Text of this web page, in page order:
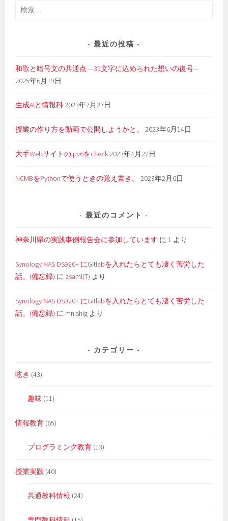
検
最近の投稿
和歌と暗号文の共通点 —31文字に込められた想いの復号—
2025年6月19日
生成AIと情報科2023年7月27日
授業の作り方を動画で公開しようかと。 2023年6月14日
大手Webサイトのipv6をcheck2023年4月22日
NCMBをPythonで使うときの覚え書き。 2023年2月6日
最近のコメント
神奈川県の実践事例報告会に参加しています に 1 より
Synology NAS DS920+ にGitlabを入れたらとても凄く苦労した
話。(備忘録) に asami(T) より
Synology NAS DS920+ にGitlabを入れたらとても凄く苦労した
話。(備忘録) に mnishig より
カテゴリー
呟き (43)
趣味 (11)
情報教育 (65)
プログラミング教育 (13)
授業実践 (40)
共通教科情報 (24)